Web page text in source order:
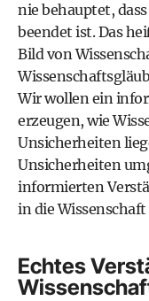
nie behauptet,
beendet ist. Das
Bild von
Wir wollen ein
erzeugen, wie
Unsicherheiten
Unsicherheiten
informierten
in die
Echtes